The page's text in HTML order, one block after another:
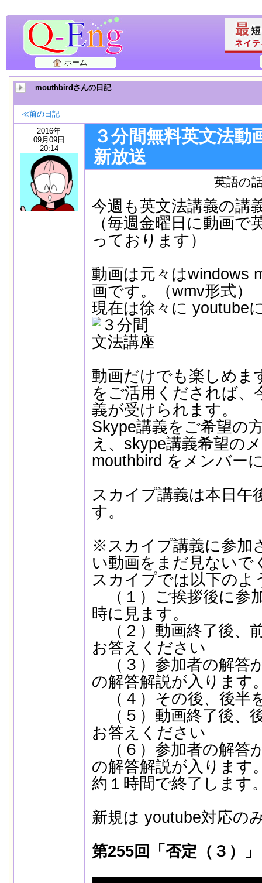
ホーム
mouthbirdさんの日記
≪前の日記
2016年
09月09日
20:14
３分間無料英文法動
新放送
英語の
今週も英文法講義の講
（毎週金曜日に動画で
っております）
動画は元々はwindows
画です。（wmv形式）
現在は徐々に youtube
動画だけでも楽しめま
をご活用くだされば、
義が受けられます。
Skype講義をご希望の
え、skype講義希望の
mouthbird をメンバー
スカイプ講義は本日午
す。
※スカイプ講義に参加
い動画をまだ見ないで
スカイプでは以下のよ
（１）ご挨拶後に参
時に見ます。
（２）動画終了後、
お答えください
（３）参加者の解答
の解答解説が入ります
（４）その後、後半
（５）動画終了後、
お答えください
（６）参加者の解答
の解答解説が入ります
約１時間で終了します
新規は youtube対応の
第255回「否定（３）」